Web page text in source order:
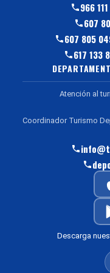
966
607
607 805
617 133
Atención al
Coordinador Turismo
Descarga